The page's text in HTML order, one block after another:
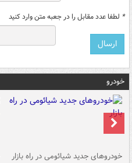
* لطفا عدد مقابل را در جعبه متن وارد کنید
خودرو
خودروهای جدید شیائومی در راه بازار